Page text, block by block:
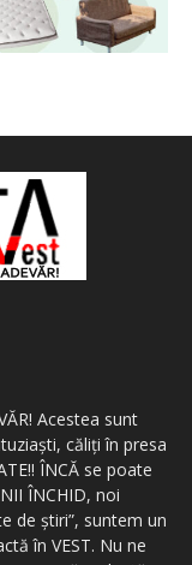
Acestea sunt
căliţi în presa
ÎNCĂ se poate
ÎNCHID, noi
de ştiri”, suntem un
în VEST. Nu ne